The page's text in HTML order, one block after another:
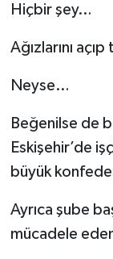
Hiçbir şey…
Ağızlarını
Neyse…
Beğenilse de
Eskişehir’de
büyük
Ayrıca şube
mücadele